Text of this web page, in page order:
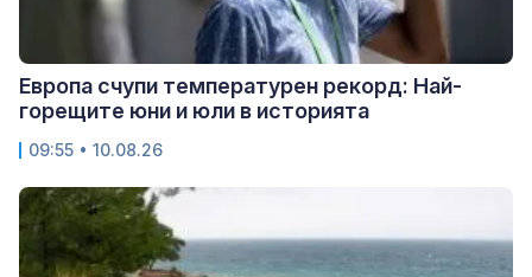
Европа счупи температурен рекорд: Най-
горещите юни и юли в историята
09:55 • 10.08.26